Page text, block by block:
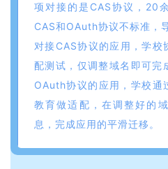
项对接的是CAS协议，20
CAS和OAuth协议不标准，
对接CAS协议的应用，学校
配测试，仅调整域名即可完
OAuth协议的应用，学校通
教育做适配，在调整好的
息，完成应用的平滑迁移。